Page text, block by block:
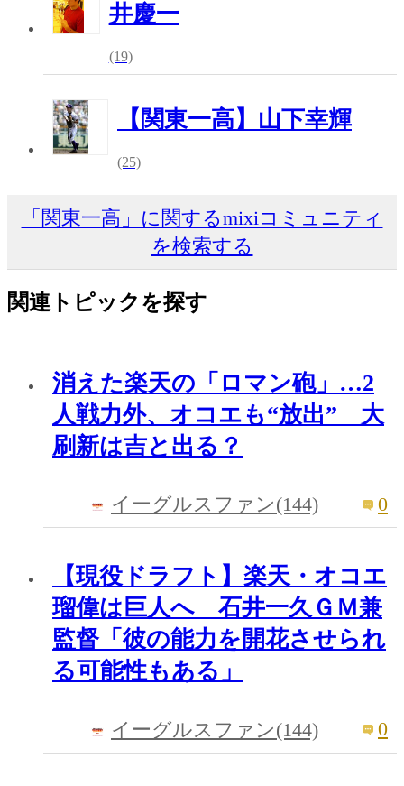
井慶一
(19)
【関東一高】山下幸輝
(25)
「関東一高」に関するmixiコミュニティ
を検索する
関連トピックを探す
消えた楽天の「ロマン砲」…2
人戦力外、オコエも“放出” 大
刷新は吉と出る？
イーグルスファン(144) 0
【現役ドラフト】楽天・オコエ
瑠偉は巨人へ 石井一久ＧＭ兼
監督「彼の能力を開花させられ
る可能性もある」
イーグルスファン(144) 0